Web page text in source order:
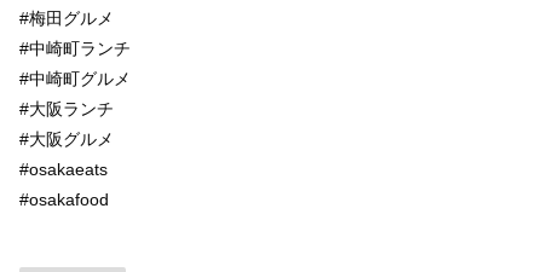
#梅田グルメ
#中崎町ランチ
#中崎町グルメ
#大阪ランチ
#大阪グルメ
#osakaeats
#osakafood